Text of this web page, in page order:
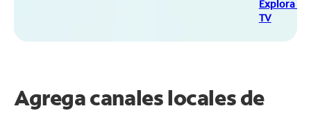
Explora
TV
Agrega canales locales de